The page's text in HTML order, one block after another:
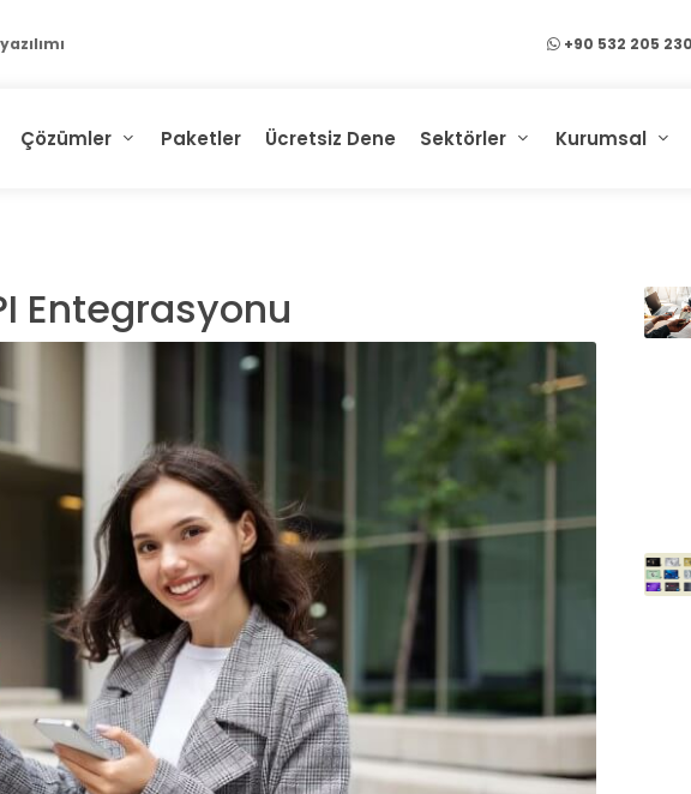
+90 532 205
Çözümler Paketler Ücretsiz Dene Sektörler Kurumsal
Entegrasyonu